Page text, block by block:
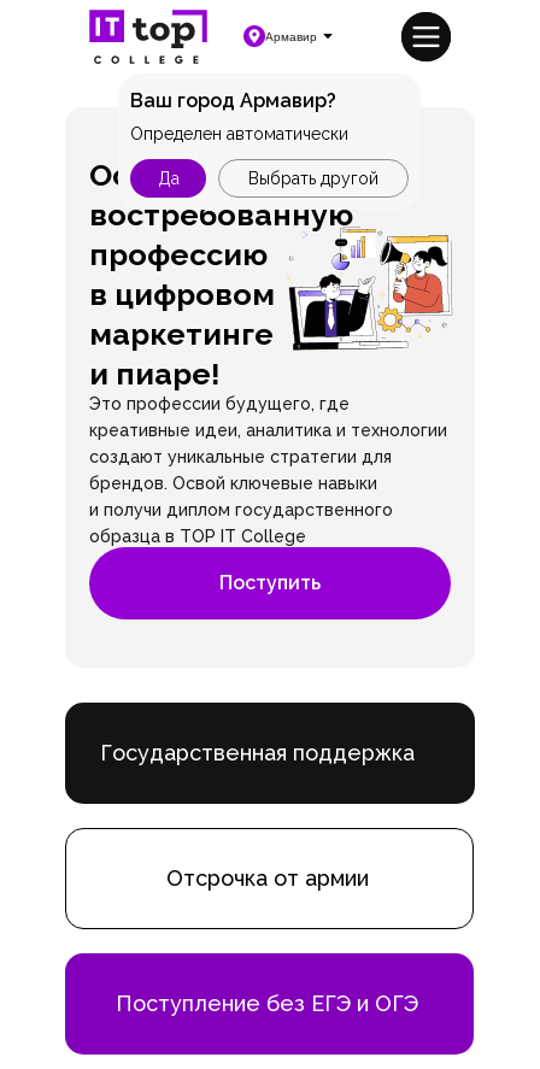
Армавир
Ваш город Армавир?
Да Выбрать другой
Определен автоматически
Это профессии будущего, где
креативные идеи, аналитика и технологии
создают уникальные стратегии для
брендов. Освой ключевые навыки
и получи диплом государственного
образца в TOP IT College
Освой
востребованную
профессию
в цифровом
маркетинге
и пиаре!
Поступить
Отсрочка от армии
Государственная поддержка
Поступление без ЕГЭ и ОГЭ